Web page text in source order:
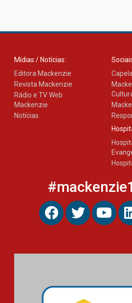
Mídias / Notícias:
Editora Mackenzie
Revista Mackenzie
Rádio e TV Web
Mackenzie
Notícias